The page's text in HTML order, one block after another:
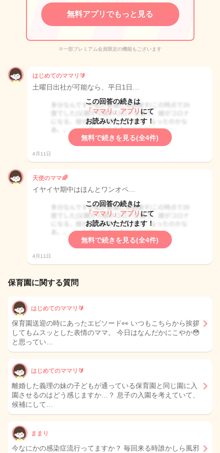
無料アプリでもっと見る
※一部プレミアム会員限定の機能もございます
はじめてのママリ🔰
土曜日出社が可能なら、平日1日…
この回答の続きは
「ママリ」アプリ にて
お読みいただけます！
無料で続きを見る(全4件)
4月11日
天使のママ🌈
イヤイヤ期中はほんとワンオペ…
この回答の続きは
「ママリ」アプリ にて
お読みいただけます！
無料で続きを見る(全4件)
4月11日
保育園に関する質問
はじめてのママリ🔰
保育園送迎の時にあったエピソード👀 いつもこちらから挨拶
してもムスッとした表情のママ。 今日はなんだかにこやか😳
と思ってい…
はじめてのママリ🔰
離婚した義理の妹の子どもが通っている保育園と同じ園に入
園させるのはどう感じますか…？ 息子の入園を考えていて、
候補にして…
ままり
今なにかの感染症流行ってますか？ 毎回来る時誰かしら風邪